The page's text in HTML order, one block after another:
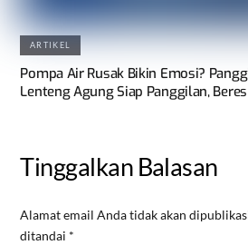
ARTIKEL
Pompa Air Rusak Bikin Emosi?
Lenteng Agung Siap Panggilan,
Tinggalkan Balasan
Alamat email Anda tidak akan
ditandai *